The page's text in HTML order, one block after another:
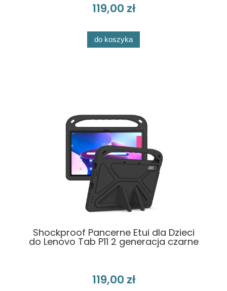
119,00 zł
do koszyka
Shockproof Pancerne Etui dla Dzieci
do Lenovo Tab P11 2 generacja czarne
119,00 zł